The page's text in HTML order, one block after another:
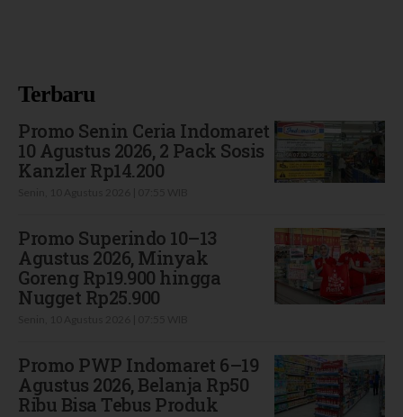
Terbaru
Promo Senin Ceria Indomaret
10 Agustus 2026, 2 Pack Sosis
Kanzler Rp14.200
Promo Superindo 10–13
Agustus 2026, Minyak
Goreng Rp19.900 hingga
Nugget Rp25.900
Promo PWP Indomaret 6–19
Agustus 2026, Belanja Rp50
Ribu Bisa Tebus Produk